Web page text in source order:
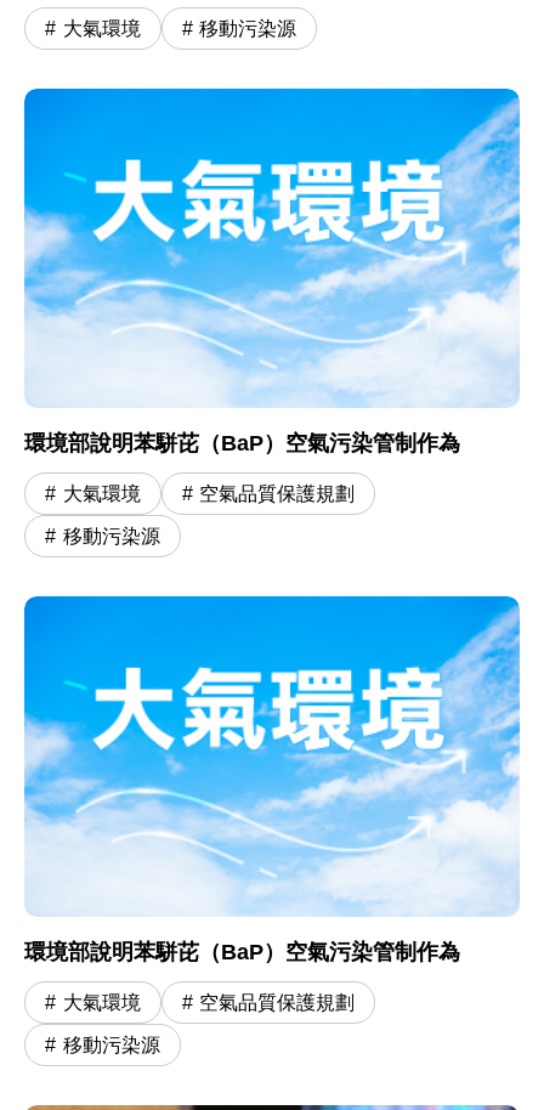
大氣環境 移動污染源
環境部說明苯駢芘（BaP）空氣污染管制作為
大氣環境 空氣品質保護規劃
移動污染源
環境部說明苯駢芘（BaP）空氣污染管制作為
大氣環境 空氣品質保護規劃
移動污染源